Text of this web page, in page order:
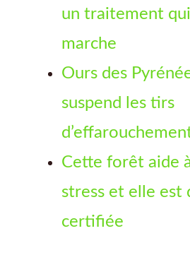
un traitement
marche
Ours des
suspend les tirs
Cette forêt aide
stress et elle est
certifiée